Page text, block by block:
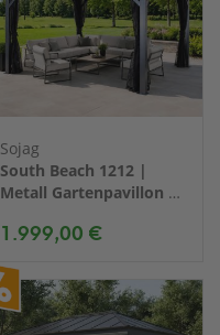
Sojag
South Beach 1212 |
Metall Gartenpavillon |
m
1.999,00 €